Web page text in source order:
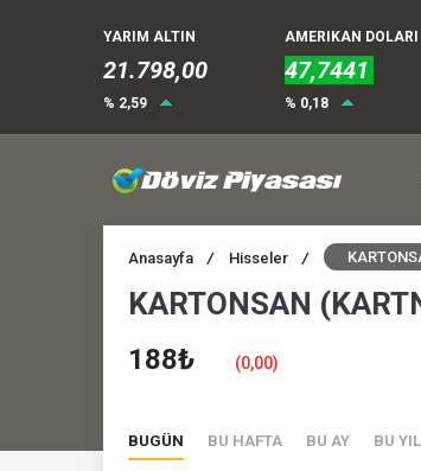
YARIM ALTIN
21.798,00
% 2,59
AMERIKAN DOLARI
47,7441
% 0,18
Anasayfa / Hisseler /
KARTONSAN
188₺ (0,00)
BUGÜN BU HAFTA BU AY BU YIL